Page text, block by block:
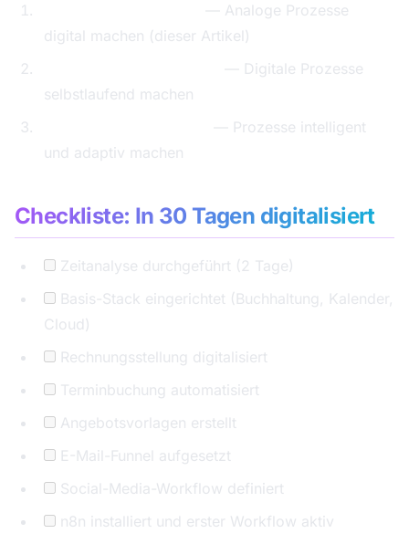
— Analoge Prozesse
digital machen (dieser Artikel)
— Digitale Prozesse
selbstlaufend machen
— Prozesse intelligent
und adaptiv machen
Checkliste: In 30 Tagen digitalisiert
Zeitanalyse durchgeführt (2 Tage)
Basis-Stack eingerichtet (Buchhaltung, Kalender,
Cloud)
Rechnungsstellung digitalisiert
Terminbuchung automatisiert
Angebotsvorlagen erstellt
E-Mail-Funnel aufgesetzt
Social-Media-Workflow definiert
n8n installiert und erster Workflow aktiv